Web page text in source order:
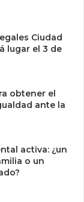
Ciudad
lugar el 3 de
obtener el
ante la
activa: ¿un
o un